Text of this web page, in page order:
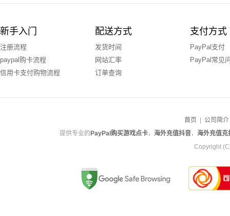
新手入门
注册流程
paypal购卡流程
信用卡支付购物流程
配送方式
发货时间
网站汇率
订单查询
支付方式
PayPal支付
PayPal常见
首页 公司简介
提供专业的 PayPal购买游戏点卡， 海外充值抖音， 海外充值克
Copyright